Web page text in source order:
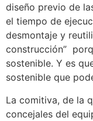
diseño previo de
el tiempo de
desmontaje y
construcción”
sostenible. Y es
sostenible que
La comitiva, de la
concejales del